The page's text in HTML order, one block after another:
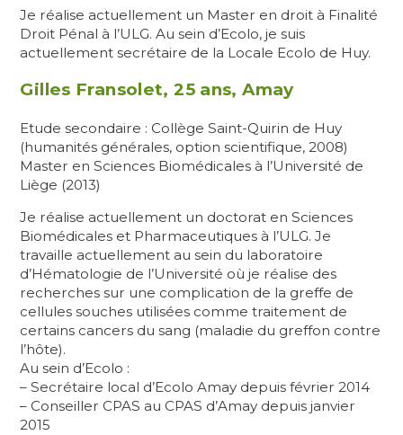
Je réalise actuellement un Master en droit à Finalité
Droit Pénal à l’ULG. Au sein d’Ecolo, je suis
actuellement secrétaire de la Locale Ecolo de Huy.
Gilles Fransolet, 25 ans, Amay
Etude secondaire : Collège Saint-Quirin de Huy
(humanités générales, option scientifique, 2008)
Master en Sciences Biomédicales à l’Université de
Liège (2013)
Je réalise actuellement un doctorat en Sciences
Biomédicales et Pharmaceutiques à l’ULG. Je
travaille actuellement au sein du laboratoire
d’Hématologie de l’Université où je réalise des
recherches sur une complication de la greffe de
cellules souches utilisées comme traitement de
certains cancers du sang (maladie du greffon contre
l’hôte).
Au sein d’Ecolo :
– Secrétaire local d’Ecolo Amay depuis février 2014
– Conseiller CPAS au CPAS d’Amay depuis janvier
2015